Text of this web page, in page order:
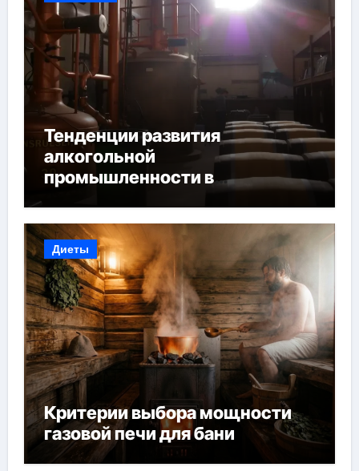
Тенденции развития
алкогольной
промышленности в
Диеты
Критерии выбора мощности
газовой печи для бани